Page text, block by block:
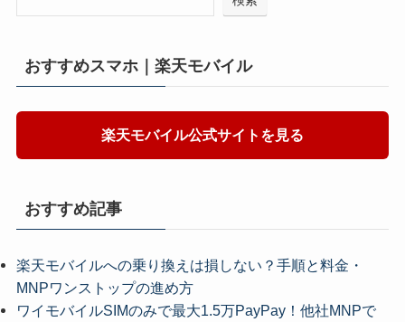
おすすめスマホ｜楽天モバイル
楽天モバイル公式サイトを見る
おすすめ記事
楽天モバイルへの乗り換えは損しない？手順と料金・
MNPワンストップの進め方
ワイモバイルSIMのみで最大1.5万PayPay！他社MNPで